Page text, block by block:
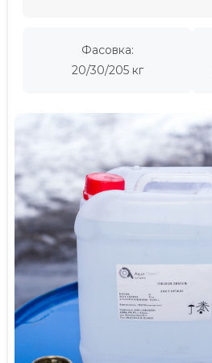
Фасовка:
20/30/205 кг